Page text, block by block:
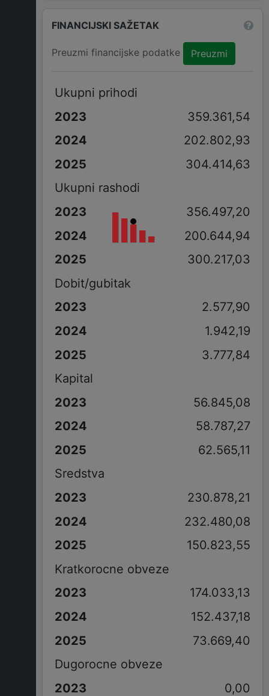
FINANCIJSKI SAŽETAK
Preuzmi financijske podatke Preuzmi
Ukupni prihodi
359.361,54
202.802,93
304.414,63
Ukupni rashodi
356.497,20
200.644,94
300.217,03
Dobit/gubitak
2.577,90
1.942,19
3.777,84
Kapital
56.845,08
58.787,27
62.565,11
Sredstva
230.878,21
232.480,08
150.823,55
Kratkorocne obveze
174.033,13
152.437,18
73.669,40
Dugorocne obveze
0,00